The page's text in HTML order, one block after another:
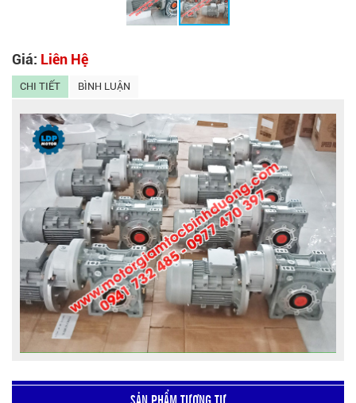
Giá: Liên Hệ
CHI TIẾT BÌNH LUẬN
SẢN PHẨM TƯƠNG TỰ